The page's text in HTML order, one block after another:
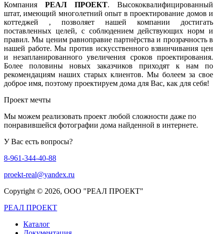
Компания РЕАЛ ПРОЕКТ. Высококвалифицированный
штат, имеющий многолетний опыт в проектирование домов и
коттеджей , позволяет нашей компании достигать
поставленных целей, с соблюдением действующих норм и
правил. Мы ценим равноправие партнёрства и прозрачность в
нашей работе. Мы против искусственного взвинчивания цен
и незапланированного увеличения сроков проектирования.
Более половины новых заказчиков приходят к нам по
рекомендациям наших старых клиентов. Мы болеем за свое
доброе имя, поэтому проектируем дома для Вас, как для себя!
Проект мечты
Мы можем реализовать проект любой сложности даже по
понравившейся фотографии дома найденной в интернете.
У Вас есть вопросы?
8-961-344-40-88
proekt-real@yandex.ru
Copyright © 2026, ООО "РЕАЛ ПРОЕКТ"
РЕАЛ ПРОЕКТ
Каталог